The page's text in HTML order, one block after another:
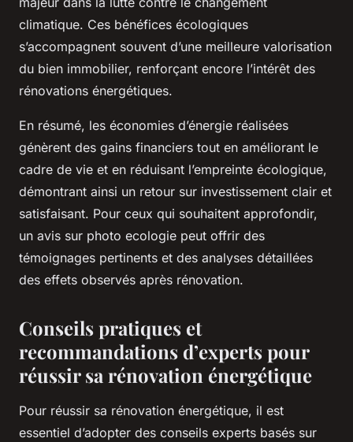
climatique. Ces bénéfices écologiques
s’accompagnent souvent d’une meilleure valorisation
du bien immobilier, renforçant encore l’intérêt des
rénovations énergétiques.
En résumé, les économies d’énergie réalisées
génèrent des gains financiers tout en améliorant le
cadre de vie et en réduisant l’empreinte écologique,
démontrant ainsi un retour sur investissement clair et
satisfaisant. Pour ceux qui souhaitent approfondir,
un avis sur photo ecologie peut offrir des
témoignages pertinents et des analyses détaillées
des effets observés après rénovation.
Conseils pratiques et
recommandations d’experts pour
réussir sa rénovation énergétique
Pour réussir sa rénovation énergétique, il est
essentiel d’adopter des conseils experts basés sur